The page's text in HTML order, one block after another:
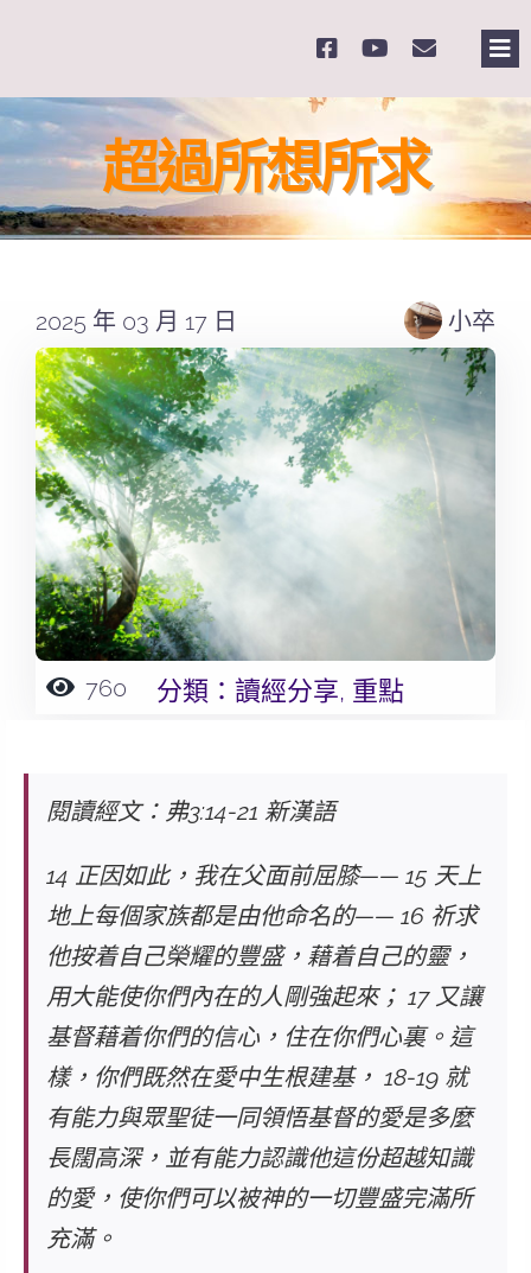
content
超過所想所求
2025 年 03 月 17 日 小卒
760 分類：讀經分享, 重點
閱讀經文：弗3:14-21 新漢語
14 正因如此，我在父面前屈膝—— 15 天上
地上每個家族都是由他命名的—— 16 祈求
他按着自己榮耀的豐盛，藉着自己的靈，
用大能使你們內在的人剛強起來； 17 又讓
基督藉着你們的信心，住在你們心裏。這
樣，你們既然在愛中生根建基， 18-19 就
有能力與眾聖徒一同領悟基督的愛是多麼
長闊高深，並有能力認識他這份超越知識
的愛，使你們可以被神的一切豐盛完滿所
充滿。